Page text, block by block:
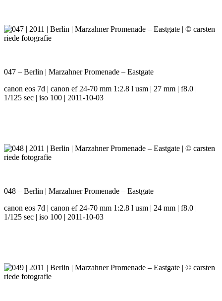
047 – Berlin | Marzahner Promenade – Eastgate
canon eos 7d | canon ef 24-70 mm 1:2.8 l usm | 27 mm | f8.0 |
1/125 sec | iso 100 | 2011-10-03
048 – Berlin | Marzahner Promenade – Eastgate
canon eos 7d | canon ef 24-70 mm 1:2.8 l usm | 24 mm | f8.0 |
1/125 sec | iso 100 | 2011-10-03